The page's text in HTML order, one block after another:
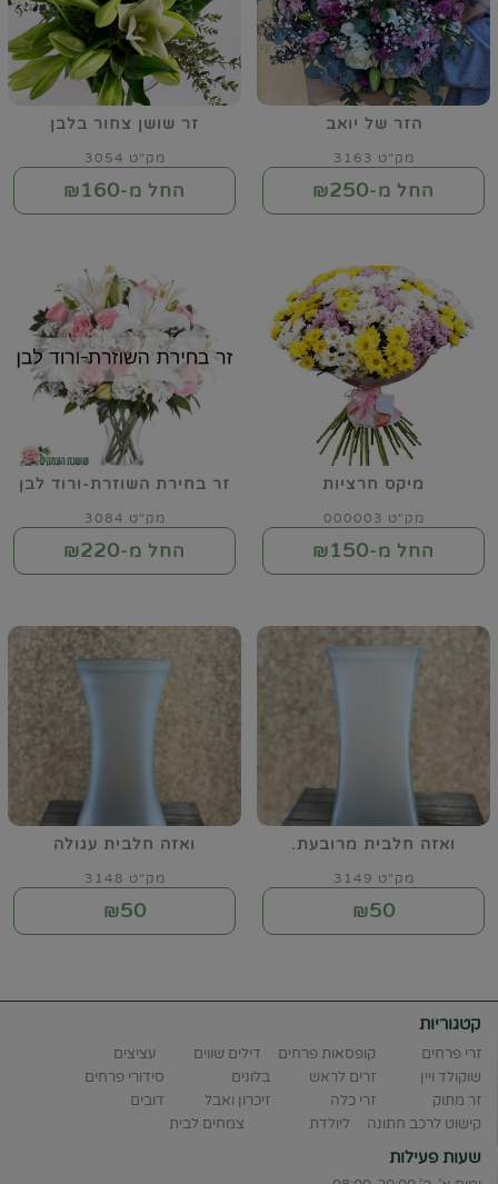
הזר של יואב
מק"ט 3163
החל מ-₪250
זר שושן צחור בלבן
מק"ט 3054
החל מ-₪160
מיקס חרציות
מק"ט 000003
החל מ-₪150
זר בחירת השוזרת-ורוד לבן
מק"ט 3084
החל מ-₪220
ואזה חלבית מרובעת.
מק"ט 3149
₪50
ואזה חלבית עגולה
מק"ט 3148
₪50
קטגוריות
זרי פרחים קופסאות פרחים דילים שווים
עציצים
שוקולד ויין
זרים לראש בלונים
סידורי פרחים
זר מתוק
זרי כלה זיכרון ואבל
דובים
קישוט לרכב חתונה
ליולדת צמחים לבית
שעות פעילות